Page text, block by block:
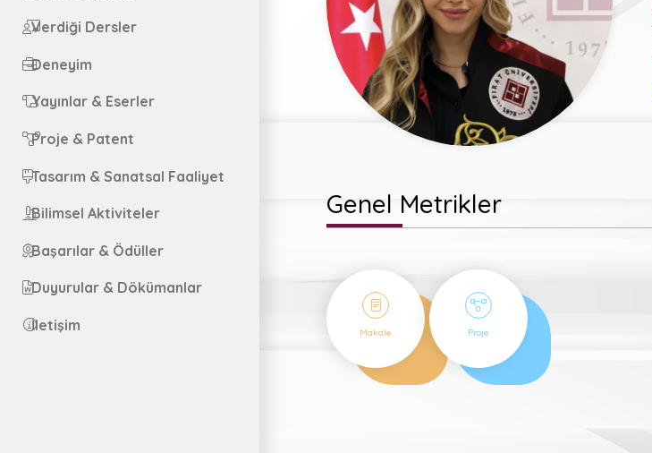
Verdiği Dersler
Deneyim
Yayınlar & Eserler
Proje & Patent
Tasarım & Sanatsal Faaliyet
Bilimsel Aktiviteler
Başarılar & Ödüller
Duyurular & Dökümanlar
İletişim
Genel Metrikler
2
Makale
1
Proje